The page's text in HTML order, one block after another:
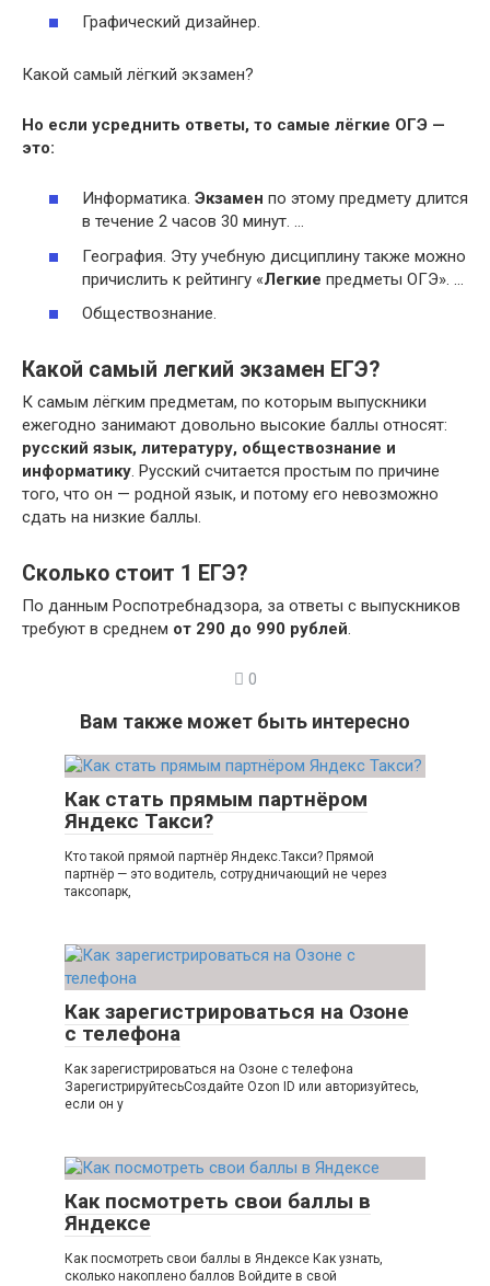
Графический дизайнер.
Какой самый лёгкий экзамен?
Но если усреднить ответы, то самые лёгкие ОГЭ —
это:
Информатика. Экзамен по этому предмету длится
в течение 2 часов 30 минут. …
География. Эту учебную дисциплину также можно
причислить к рейтингу «Легкие предметы ОГЭ». …
Обществознание.
Какой самый легкий экзамен ЕГЭ?
К самым лёгким предметам, по которым выпускники
ежегодно занимают довольно высокие баллы относят:
русский язык, литературу, обществознание и
информатику. Русский считается простым по причине
того, что он — родной язык, и потому его невозможно
сдать на низкие баллы.
Сколько стоит 1 ЕГЭ?
По данным Роспотребнадзора, за ответы с выпускников
требуют в среднем от 290 до 990 рублей.
0
Вам также может быть интересно
Как стать прямым партнёром
Яндекс Такси?
Кто такой прямой партнёр Яндекс.Такси? Прямой
партнёр — это водитель, сотрудничающий не через
таксопарк,
Как зарегистрироваться на Озоне
с телефона
Как зарегистрироваться на Озоне с телефона
ЗарегистрируйтесьСоздайте Ozon ID или авторизуйтесь,
если он у
Как посмотреть свои баллы в
Яндексе
Как посмотреть свои баллы в Яндексе Как узнать,
сколько накоплено баллов Войдите в свой